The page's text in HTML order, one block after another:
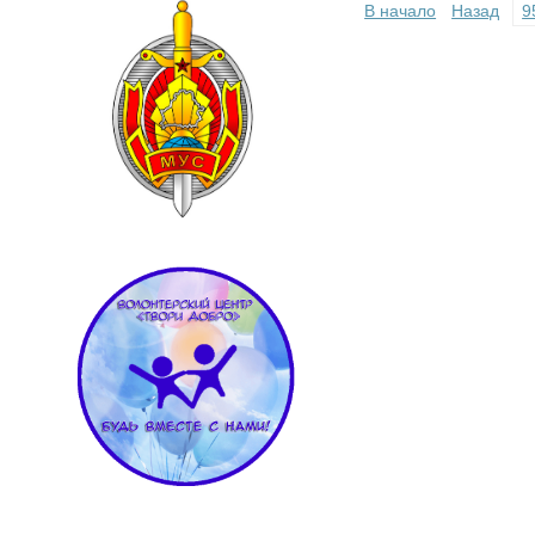
В начало
Назад